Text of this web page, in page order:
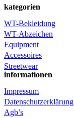
kategorien
WT-Bekleidung
WT-Abzeichen
Equipment
Accessoires
Streetwear
informationen
Impressum
Datenschutzerklärung
Agb’s